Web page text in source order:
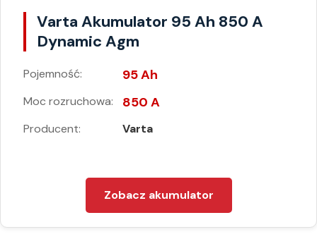
Varta Akumulator 95 Ah 850 A
Dynamic Agm
Pojemność: 95 Ah
Moc rozruchowa: 850 A
Producent: Varta
Zobacz akumulator